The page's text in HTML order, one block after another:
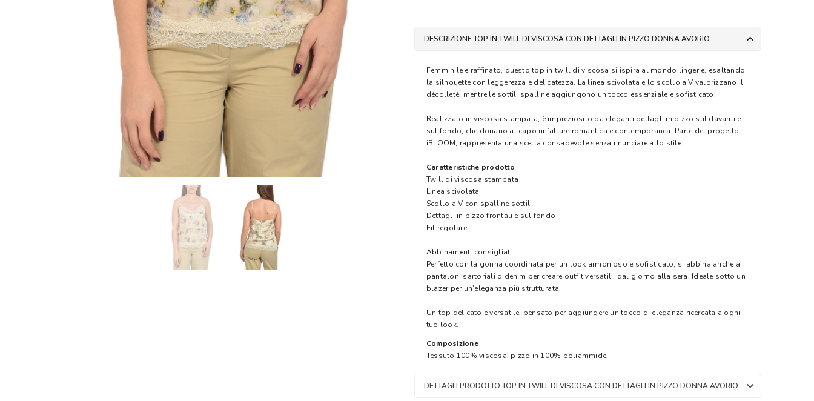
DESCRIZIONE TOP IN TWILL DI VISCOSA CON DETTAGLI IN PIZZO DONNA AVORIO
Femminile e raffinato, questo top in twill di viscosa si ispira al mondo lingerie, esaltando
la silhouette con leggerezza e delicatezza. La linea scivolata e lo scollo a V valorizzano il
décolleté, mentre le sottili spalline aggiungono un tocco essenziale e sofisticato.
Realizzato in viscosa stampata, è impreziosito da eleganti dettagli in pizzo sul davanti e
sul fondo, che donano al capo un’allure romantica e contemporanea. Parte del progetto
iBLOOM, rappresenta una scelta consapevole senza rinunciare allo stile.
Caratteristiche prodotto
Twill di viscosa stampata
Linea scivolata
Scollo a V con spalline sottili
Dettagli in pizzo frontali e sul fondo
Fit regolare
Abbinamenti consigliati
Perfetto con la gonna coordinata per un look armonioso e sofisticato, si abbina anche a
pantaloni sartoriali o denim per creare outfit versatili, dal giorno alla sera. Ideale sotto un
blazer per un’eleganza più strutturata.
Un top delicato e versatile, pensato per aggiungere un tocco di eleganza ricercata a ogni
tuo look.
Composizione
Tessuto 100% viscosa; pizzo in 100% poliammide.
DETTAGLI PRODOTTO TOP IN TWILL DI VISCOSA CON DETTAGLI IN PIZZO DONNA AVORIO